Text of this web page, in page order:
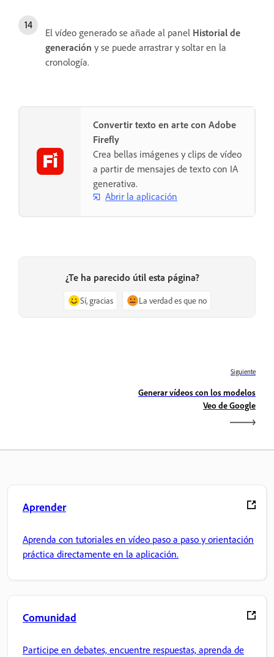
El vídeo generado se añade al panel Historial de
generación y se puede arrastrar y soltar en la
cronología.
Convertir texto en arte con Adobe
Firefly
Crea bellas imágenes y clips de vídeo
a partir de mensajes de texto con IA
generativa.
Abrir la aplicación
¿Te ha parecido útil esta página?
Sí, gracias La verdad es que no
Siguiente
Generar vídeos con los modelos
Veo de Google
Aprender
Aprenda con tutoriales en vídeo paso a paso y orientación
práctica directamente en la aplicación.
Comunidad
Participe en debates, encuentre respuestas, aprenda de